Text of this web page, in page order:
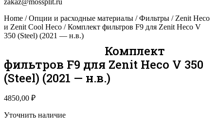
zakaz@mossplit.ru
Home /Опции и расходные материалы /Фильтры / Zenit Heco
и Zenit Cool Heco / Комплект фильтров F9 для Zenit Heco V
350 (Steel) (2021 — н.в.)
Комплект
фильтров F9 для Zenit Heco V 350
(Steel) (2021 — н.в.)
4850,00 ₽
Уточнить наличие